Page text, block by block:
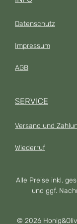
anspruchsvolle
Datenschutz
Impressum
AGB
SERVICE
Versand und
Wiederruf
© 2026
Alle Preise inkl.
und ggf.